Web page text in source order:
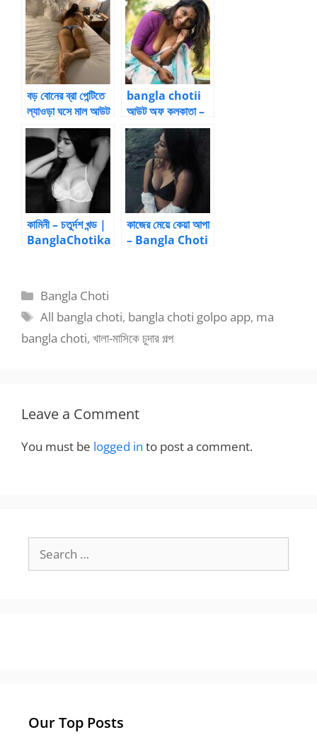
ফাটালো বাবা – বাংলা
চটি
বড় বোনের ব্রা পেন্টিতে
ল্যাওড়া ঘসে মাল আউট
bangla chotii
আউট অফ কলকাতা –
22 by
Anuradha
Sinha Roy |
Bangla choti
kahini
কামিনী – চতুর্দশ খন্ড |
BanglaChotika
কাজের মেয়ে কেয়া আপা
– Bangla Choti
Categories
Bangla Choti
Tags
All bangla choti, bangla choti golpo app, ma
bangla choti, খালা-মাসিকে চুদার গল্প
Leave a Comment
You must be logged in to post a comment.
for:
Our Top Posts